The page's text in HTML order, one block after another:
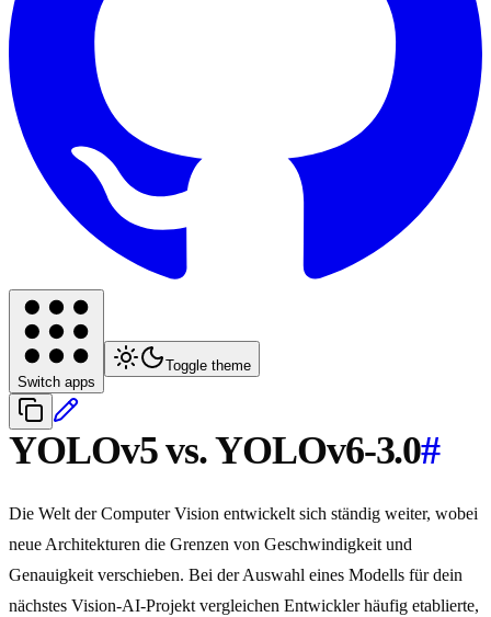
Switch apps
Toggle theme
YOLOv5 vs. YOLOv6-3.0#
Die Welt der Computer Vision entwickelt sich ständig weiter, wobei
neue Architekturen die Grenzen von Geschwindigkeit und
Genauigkeit verschieben. Bei der Auswahl eines Modells für dein
nächstes Vision-AI-Projekt vergleichen Entwickler häufig etablierte,